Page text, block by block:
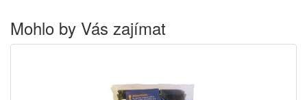
Mohlo by Vás zajímat